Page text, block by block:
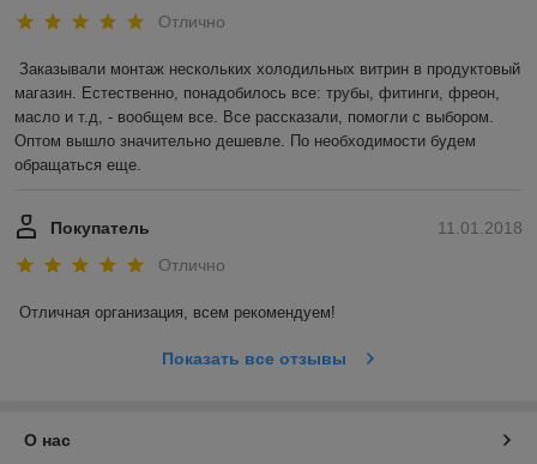
Отлично
Заказывали монтаж нескольких холодильных витрин в продуктовый
магазин. Естественно, понадобилось все: трубы, фитинги, фреон,
масло и т.д, - вообщем все. Все рассказали, помогли с выбором.
Оптом вышло значительно дешевле. По необходимости будем
обращаться еще.
11.01.2018
Покупатель
Отлично
Отличная организация, всем рекомендуем!
Показать все отзывы
О нас